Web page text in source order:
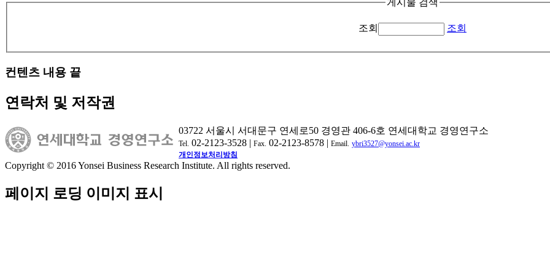
조회 조회
컨텐츠 내용 끝
연락처 및 저작권
03722 서울시 서대문구 연세로50 경영관 406-6호 연세대학교 경영연구소
Tel. 02-2123-3528 | Fax. 02-2123-8578 | Email. ybri3527@yonsei.ac.kr
개인정보처리방침
Copyright © 2016 Yonsei Business Research Institute. All rights reserved.
페이지 로딩 이미지 표시